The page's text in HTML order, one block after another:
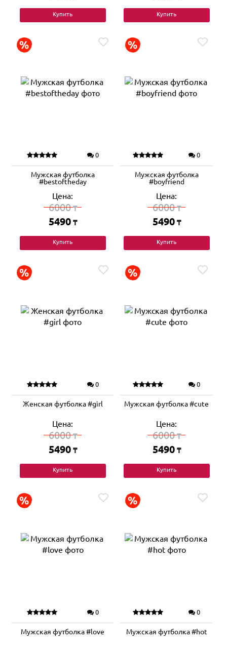
Купить Купить
0
Мужская футболка
#bestoftheday
Цена:
6000₸
5490 ₸
Купить
0
Мужская футболка
#boyfriend
Цена:
6000₸
5490 ₸
Купить
0
Женская футболка #girl
Цена:
6000₸
5490 ₸
Купить
0
Мужская футболка #cute
Цена:
6000₸
5490 ₸
Купить
0
Мужская футболка #love
0
Мужская футболка #hot